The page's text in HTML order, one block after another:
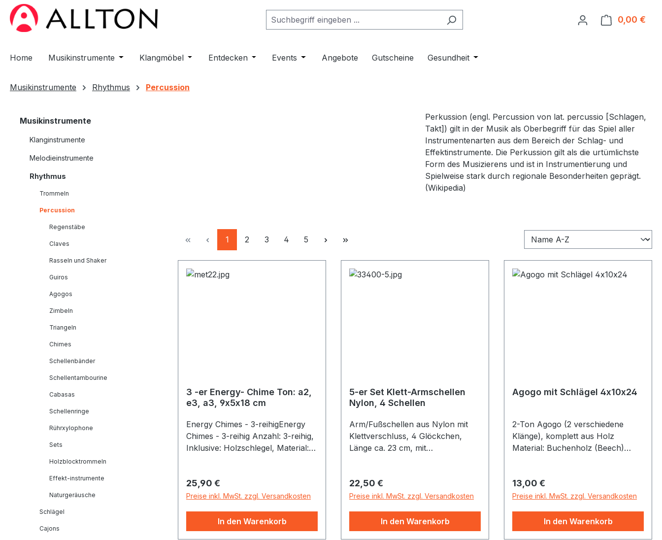
Hauptinhalt springen
Zur Suche springen
Zur Hauptnavigation springen
0,00 €
Home Musikinstrumente Öffne oder Schließe das Dropdown der Kategorie Musikinstrumente
Klangmöbel Öffne oder Schließe das Dropdown der Kategorie Klangmöbel
Entdecken Öffne oder Schließe das Dropdown der Kategorie Entdecken
Events Öffne oder Schließe das Dropdown der Kategorie Events
Angebote Gutscheine Gesundheit Öffne oder Schließe das Dropdown der Kategorie
Musikinstrumente Rhythmus Percussion
Musikinstrumente
Klanginstrumente
Melodieinstrumente
Rhythmus
Trommeln
Percussion
Regenstäbe
Claves
Rasseln und Shaker
Guiros
Agogos
Zimbeln
Triangeln
Chimes
Schellenbänder
Schellentambourine
Cabasas
Schellenringe
Rührxylophone
Sets
Holzblocktrommeln
Effekt-instrumente
Naturgeräusche
Schlägel
Cajons
Perkussion (engl. Percussion von lat. percussio [Schlagen,
Takt]) gilt in der Musik als Oberbegriff für das Spiel aller
Instrumentenarten aus dem Bereich der Schlag- und
Effektinstrumente. Die Perkussion gilt als die urtümlichste
Form des Musizierens und ist in Instrumentierung und
Spielweise stark durch regionale Besonderheiten geprägt.
(Wikipedia)
Seite
1 Seite
2 Seite
3 Seite
4 Seite
5
3 -er Energy- Chime Ton: a2,
e3, a3, 9x5x18 cm
Energy Chimes - 3-reihigEnergy
Chimes - 3-reihig Anzahl: 3-reihig,
Inklusive: Holzschlegel, Material:
Natural
Regulärer Preis:
25,90 €
Preise inkl. MwSt. zzgl. Versandkosten
In den Warenkorb
5-er Set Klett-Armschellen
Nylon, 4 Schellen
Arm/Fußschellen aus Nylon mit
Klettverschluss, 4 Glöckchen,
Länge ca. 23 cm, mit
Regulärer Preis:
22,50 €
Preise inkl. MwSt. zzgl. Versandkosten
In den Warenkorb
Agogo mit Schlägel 4x10x24
2-Ton Agogo (2 verschiedene
Klänge), komplett aus Holz
Material: Buchenholz (Beech)
Regulärer Preis:
13,00 €
Preise inkl. MwSt. zzgl. Versandkosten
In den Warenkorb